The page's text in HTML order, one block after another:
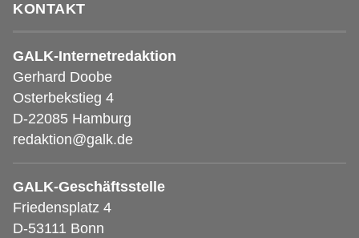
KONTAKT
GALK-Internetredaktion
Gerhard Doobe
Osterbekstieg 4
D-22085 Hamburg
redaktion@galk.de
GALK-Geschäftsstelle
Friedensplatz 4
D-53111 Bonn